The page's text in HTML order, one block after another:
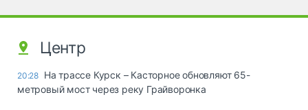
Центр
20:28 На трассе Курск – Касторное обновляют 65-
метровый мост через реку Грайворонка